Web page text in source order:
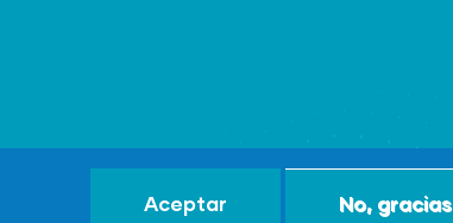
Aceptar No, gracias